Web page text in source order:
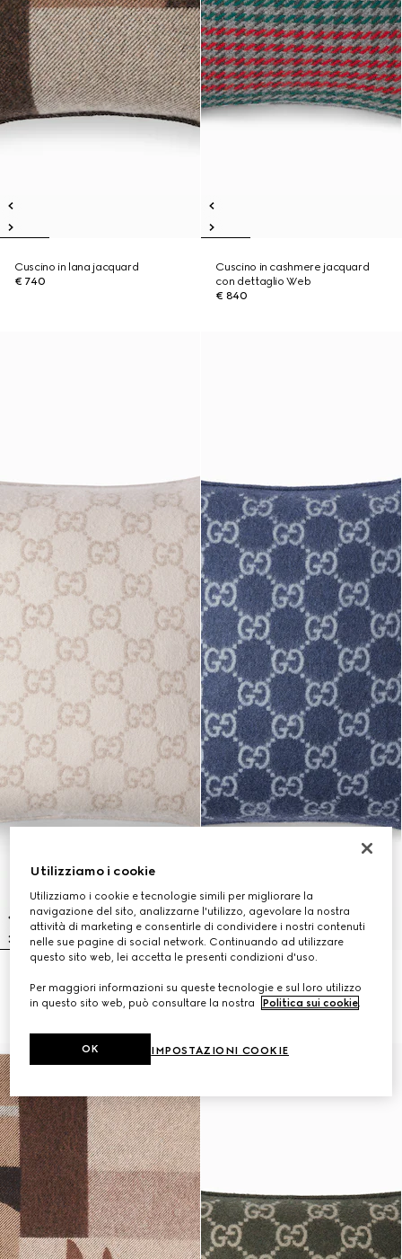
Cuscino in lana jacquard
€ 740
Cuscino in cashmere jacquard
con dettaglio Web
€ 840
jacquard
€ 740
jacquard
€ 740
Utilizziamo i cookie
Utilizziamo i cookie e tecnologie simili per migliorare la
navigazione del sito, analizzarne l'utilizzo, agevolare la nostra
attività di marketing e consentirle di condividere i nostri contenuti
nelle sue pagine di social network. Continuando ad utilizzare
questo sito web, lei accetta le presenti condizioni d'uso.
Per maggiori informazioni su queste tecnologie e sul loro utilizzo
in questo sito web, può consultare la nostra
Politica sui cookie.
IMPOSTAZIONI COOKIE
OK